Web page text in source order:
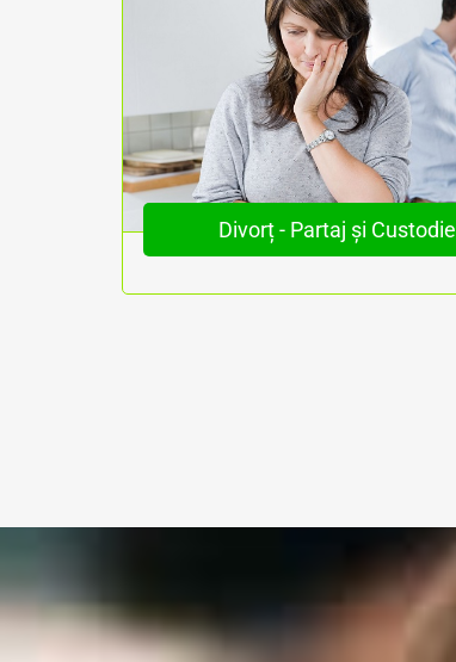
Divorț - Partaj și Custodie